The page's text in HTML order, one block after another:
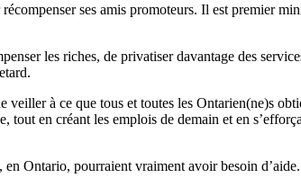
ses amis promoteurs. Il est premier
les riches, de privatiser davantage des
à ce que tous et toutes les Ontarien(ne)s
en créant les emplois de demain et en
Ontario, pourraient vraiment avoir besoin d’aide.